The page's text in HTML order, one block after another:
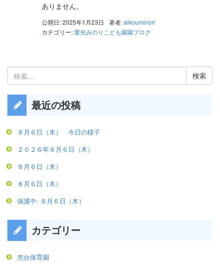
ありません。
公開日: 2025年1月23日 著者:aikouminori
カテゴリー:愛光みのりこども園園ブログ
検
索:
最近の投稿
８月６日（木） 今日の様子
２０２６年８月６日（木）
８月６日（木）
８月６日（木）
保護中: ８月６日（木）
カテゴリー
兜台保育園